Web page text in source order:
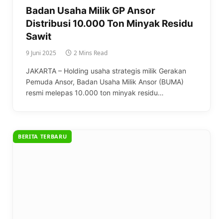
Badan Usaha Milik GP Ansor
Distribusi 10.000 Ton Minyak Residu
Sawit
9 Juni 2025 2 Mins Read
JAKARTA – Holding usaha strategis milik Gerakan
Pemuda Ansor, Badan Usaha Milik Ansor (BUMA)
resmi melepas 10.000 ton minyak residu…
BERITA TERBARU